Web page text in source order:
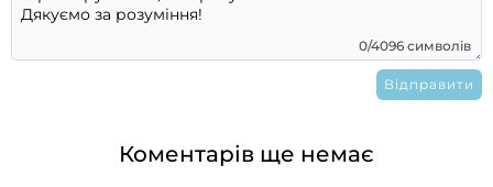
0/4096 символів
Коментарів ще немає